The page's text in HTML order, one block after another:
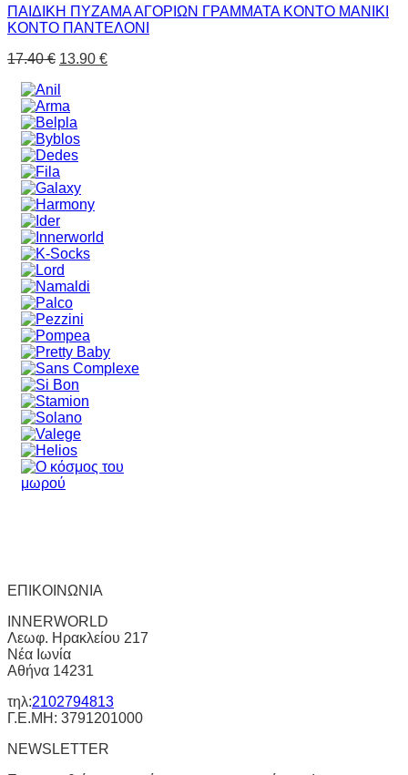
ΠΑΙΔΙΚΗ ΠΥΖΑΜΑ ΑΓΟΡΙΩΝ ΓΡΑΜΜΑΤΑ ΚΟΝΤΟ ΜΑΝΙΚΙ
ΚΟΝΤΟ ΠΑΝΤΕΛΟΝΙ
17.40€ 13.90 €
ΕΠΙΚΟΙΝΩΝΙΑ
INNERWORLD
Λεωφ. Ηρακλείου 217
Νέα Ιωνία
Αθήνα 14231
τηλ:2102794813
Γ.Ε.ΜΗ: 3791201000
NEWSLETTER